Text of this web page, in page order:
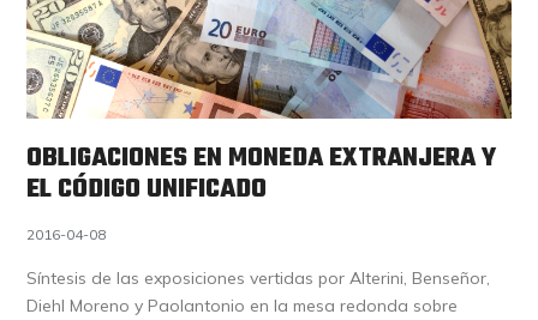
OBLIGACIONES EN MONEDA EXTRANJERA Y
EL CÓDIGO UNIFICADO
2016-04-08
Síntesis de las exposiciones vertidas por Alterini, Benseñor,
Diehl Moreno y Paolantonio en la mesa redonda sobre